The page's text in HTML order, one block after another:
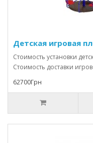
Детская игровая
Стоимость установки
Стоимость доставки
62700Грн